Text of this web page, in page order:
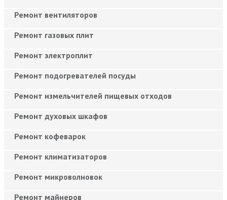
Ремонт вентиляторов
Ремонт газовых плит
Ремонт электроплит
Ремонт подогревателей посуды
Ремонт измельчителей пищевых отходов
Ремонт духовых шкафов
Ремонт кофеварок
Ремонт климатизаторов
Ремонт микроволновок
Ремонт майнеров